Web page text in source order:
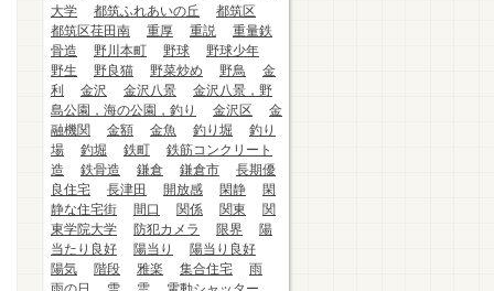
大学
都筑ふれあいの丘
都筑区
都筑区荏田南
重厚 重説
重量鉄
骨造
野川本町 野球
野球少年
野生
野良猫 野菜炒め 野鳥
金
利
金沢 金沢八景
金沢八景，野
島公園，海の公園，釣り
金沢区
金
融機関
金額 金魚 釣り堀
釣り
場
釣堀 鉄町
鉄筋コンクリート
造
鉄骨造 鎌倉 鎌倉市
長期優
良住宅
長津田 開放感 閑静
閑
静な住宅街
間口 関係 関東
関
東学院大学
防犯カメラ 限界
陽
当たり良好
陽当り
陽当り良好
陽気
階段 雅楽 集合住宅
雨